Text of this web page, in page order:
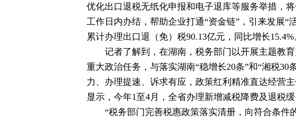
优化出口退税无纸化申报和电子退库等服务举措，
工作日内办结，帮助企业打通“资金链”，引来发展“
累计办理出口退（免）税90.13亿元，同比增长15.4%
记者了解到，在湖南，税务部门以开展主题教
重大政治任务，与落实湖南“稳增长20条”和“湘税30
力、办理提速、诉求有应，政策红利精准直达经营
显示，今年1至4月，全省办理新增减税降费及退税缓
“税务部门完善税惠政策落实清册，向符合条件